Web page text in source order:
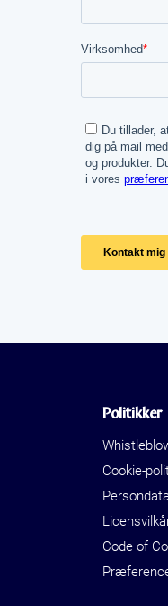
Politikker
Cookie-
Code of